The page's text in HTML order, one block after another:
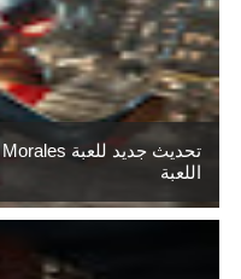
اللعبة